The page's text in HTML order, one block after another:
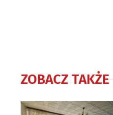
ZOBACZ TAKŻE